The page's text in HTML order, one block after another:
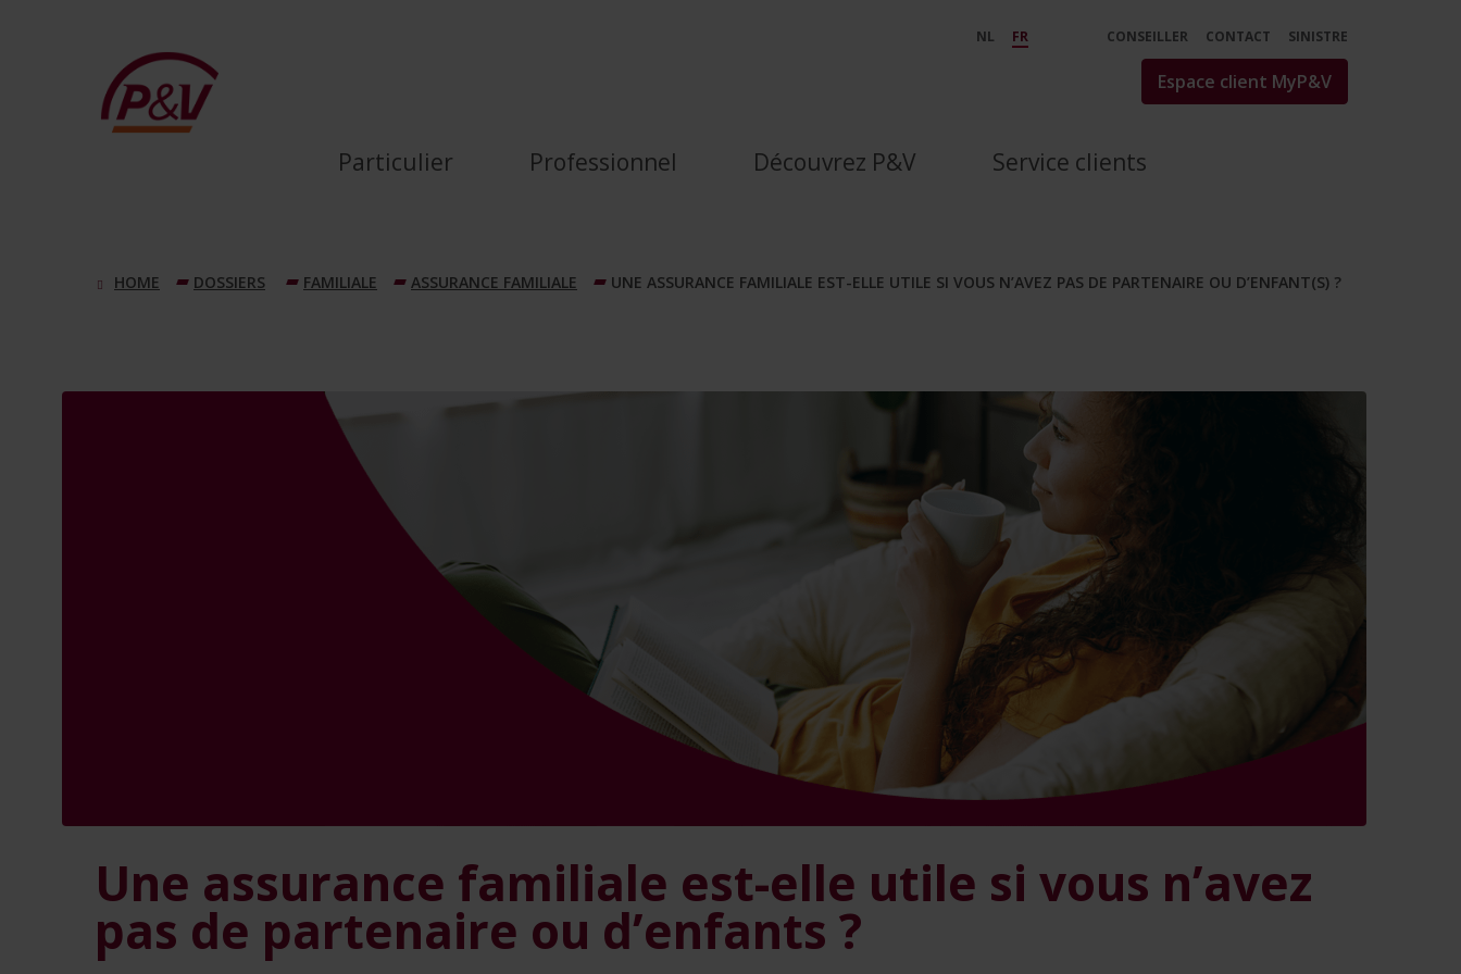
Une assurance familiale est-elle utile si vous n’avez pas de partenaire ou
NL FR CONSEILLER CONTACT SINISTRE
Espace client MyP&V
Particulier Professionnel Découvrez P&V Service clients
DOSSIERS FAMILIALE ASSURANCE FAMILIALE UNE ASSURANCE FAMILIALE EST-ELLE UTILE SI VOUS N’AVEZ PAS DE PARTENAIRE OU D’ENFANT(S) ?
Une assurance familiale est-elle utile si vous n’avez
pas de partenaire ou d’enfants ?